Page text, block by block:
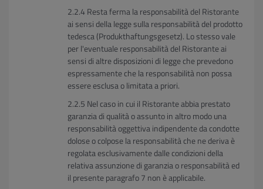
Resta ferma la responsabilità del Ristorante
ai sensi della legge sulla responsabilità del prodotto
tedesca (Produkthaftungsgesetz). Lo stesso vale
per l'eventuale responsabilità del Ristorante ai
sensi di altre disposizioni di legge che prevedono
espressamente che la responsabilità non possa
essere esclusa o limitata a priori.
Nel caso in cui il Ristorante abbia prestato
garanzia di qualità o assunto in altro modo una
responsabilità oggettiva indipendente da condotte
dolose o colpose la responsabilità che ne deriva è
regolata esclusivamente dalle condizioni della
relativa assunzione di garanzia o responsabilità ed
il presente paragrafo 7 non è applicabile.